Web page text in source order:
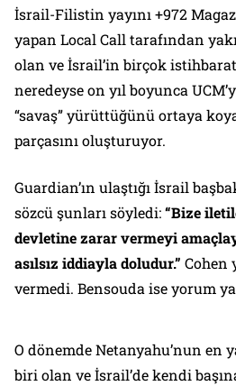
İsrail-Filistin yayını +972
yapan Local Call tarafından
olan ve İsrail’in birçok
neredeyse on yıl boyunca
“savaş” yürüttüğünü ortaya
parçasını oluşturuyor.
Guardian’ın ulaştığı İsrail
sözcü şunları söyledi:“Bize
devletine zarar vermeyi
asılsız iddiayla doludur.” Cohen
vermedi. Bensouda ise yorum
O dönemde Netanyahu’nun en
biri olan ve İsrail’de kendi